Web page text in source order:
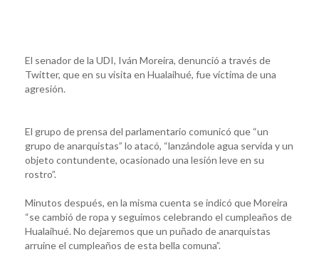
El senador de la UDI, Iván Moreira, denunció a través de
Twitter, que en su visita en Hualaihué, fue víctima de una
agresión.
El grupo de prensa del parlamentario comunicó que “un
grupo de anarquistas” lo atacó, “lanzándole agua servida y un
objeto contundente, ocasionado una lesión leve en su
rostro”.
Minutos después, en la misma cuenta se indicó que Moreira
“se cambió de ropa y seguimos celebrando el cumpleaños de
Hualaihué. No dejaremos que un puñado de anarquistas
arruine el cumpleaños de esta bella comuna”.